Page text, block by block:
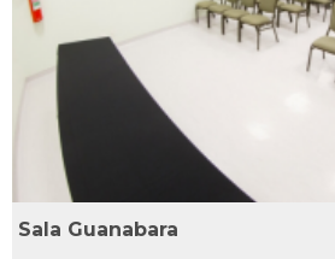
L4
L5
Sala Guanabara